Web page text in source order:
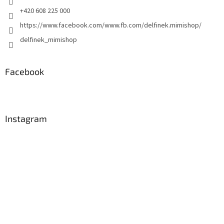
ý
+420 608 225 000
https://www.facebook.com/www.fb.com/delfinek.mimishop/
delfinek_mimishop
Facebook
Instagram